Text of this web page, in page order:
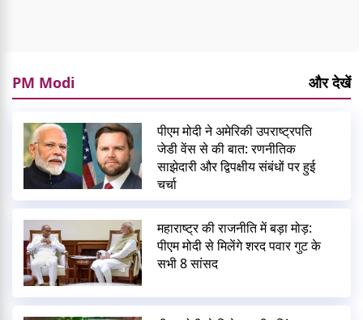
PM Modi और देखें
पीएम मोदी ने अमेरिकी उपराष्ट्रपति
जेडी वेंस से की बात: रणनीतिक
साझेदारी और द्विपक्षीय संबंधों पर हुई
चर्चा
महाराष्ट्र की राजनीति में बड़ा मोड़:
पीएम मोदी से मिलेंगे शरद पवार गुट के
सभी 8 सांसद